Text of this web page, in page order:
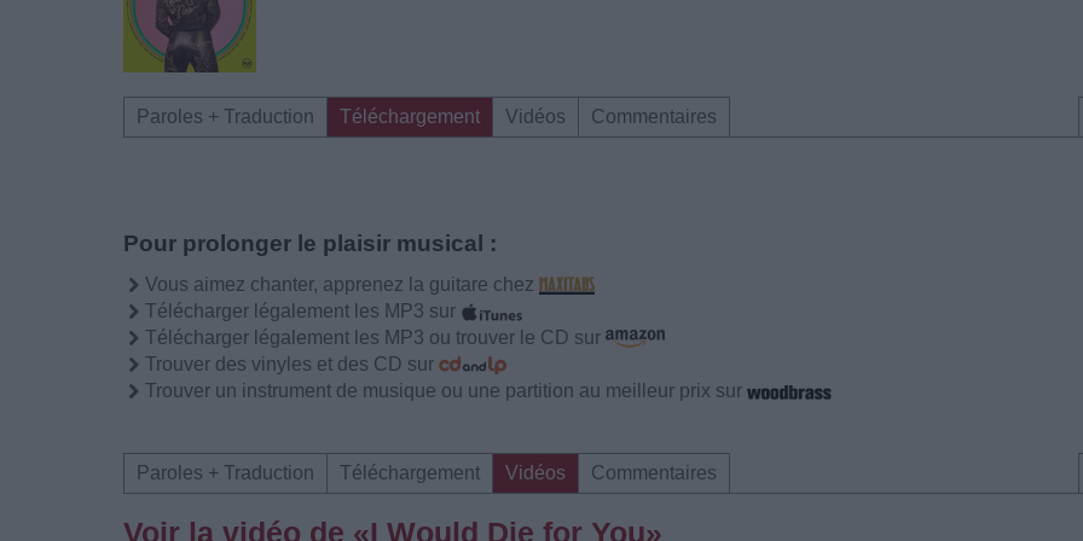
Paroles + Traduction Téléchargement Vidéos Commentaires
Pour prolonger le plaisir musical :
Vous aimez chanter, apprenez la guitare chez
Télécharger légalement les MP3 sur
Télécharger légalement les MP3 ou trouver le CD sur
Trouver des vinyles et des CD sur
Trouver un instrument de musique ou une partition au meilleur prix sur
Paroles + Traduction Téléchargement Vidéos Commentaires
Voir la vidéo de «I Would Die for You»